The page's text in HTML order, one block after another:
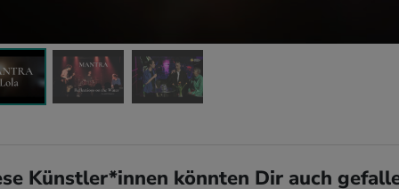
Künstler*innen könnten Dir auch